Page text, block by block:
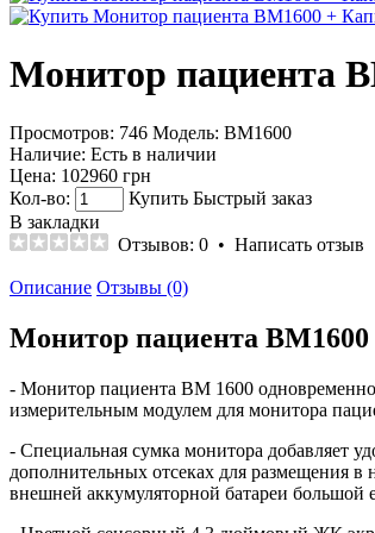
Монитор пациента
Просмотров: 746 Модель: ВМ1600
Наличие: Есть в наличии
Цена: 102960 грн
Кол-во:
Купить Быстрый заказ
В закладки
Отзывов: 0 • Написать отзыв
Описание Отзывы (0)
Монитор пациента
- Монитор пациента ВМ 1600
измерительным модулем для монитора
- Специальная сумка монитора добавляет
дополнительных отсеках для размещения
внешней аккумуляторной батареи большой